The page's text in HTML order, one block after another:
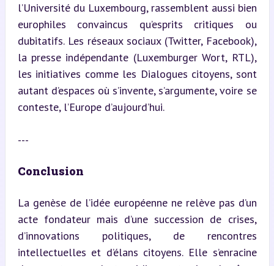
l’Université du Luxembourg, rassemblent aussi bien
europhiles convaincus qu’esprits critiques ou
dubitatifs. Les réseaux sociaux (Twitter, Facebook),
la presse indépendante (Luxemburger Wort, RTL),
les initiatives comme les Dialogues citoyens, sont
autant d’espaces où s’invente, s’argumente, voire se
conteste, l’Europe d’aujourd’hui.
---
Conclusion
La genèse de l’idée européenne ne relève pas d’un
acte fondateur mais d’une succession de crises,
d’innovations politiques, de rencontres
intellectuelles et d’élans citoyens. Elle s’enracine